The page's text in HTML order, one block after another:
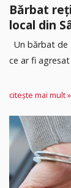
Bărbat
local din
Un bărbat de
ce ar fi agresat
citește mai mult »